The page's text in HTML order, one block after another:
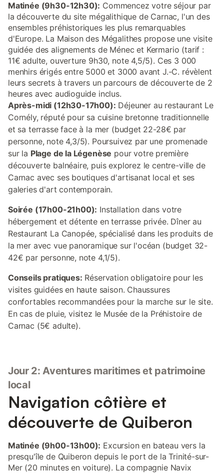
Matinée (9h30-12h30): Commencez votre séjour par
la découverte du site mégalithique de Carnac, l'un des
ensembles préhistoriques les plus remarquables
d'Europe. La Maison des Mégalithes propose une visite
guidée des alignements de Ménec et Kermario (tarif :
11€ adulte, ouverture 9h30, note 4,5/5). Ces 3 000
menhirs érigés entre 5000 et 3000 avant J.-C. révèlent
leurs secrets à travers un parcours de découverte de 2
heures avec audioguide inclus.
Après-midi (12h30-17h00): Déjeuner au restaurant Le
Cornély, réputé pour sa cuisine bretonne traditionnelle
et sa terrasse face à la mer (budget 22-28€ par
personne, note 4,3/5). Poursuivez par une promenade
sur la Plage de la Légenèse pour votre première
découverte balnéaire, puis explorez le centre-ville de
Carnac avec ses boutiques d'artisanat local et ses
galeries d'art contemporain.
Soirée (17h00-21h00): Installation dans votre
hébergement et détente en terrasse privée. Dîner au
Restaurant La Canopée, spécialisé dans les produits de
la mer avec vue panoramique sur l'océan (budget 32-
42€ par personne, note 4,1/5).
Conseils pratiques: Réservation obligatoire pour les
visites guidées en haute saison. Chaussures
confortables recommandées pour la marche sur le site.
En cas de pluie, visitez le Musée de la Préhistoire de
Carnac (5€ adulte).
Jour 2: Aventures maritimes et patrimoine
local
Navigation côtière et
découverte de Quiberon
Matinée (9h00-13h00): Excursion en bateau vers la
presqu'île de Quiberon depuis le port de la Trinité-sur-
Mer (20 minutes en voiture). La compagnie Navix